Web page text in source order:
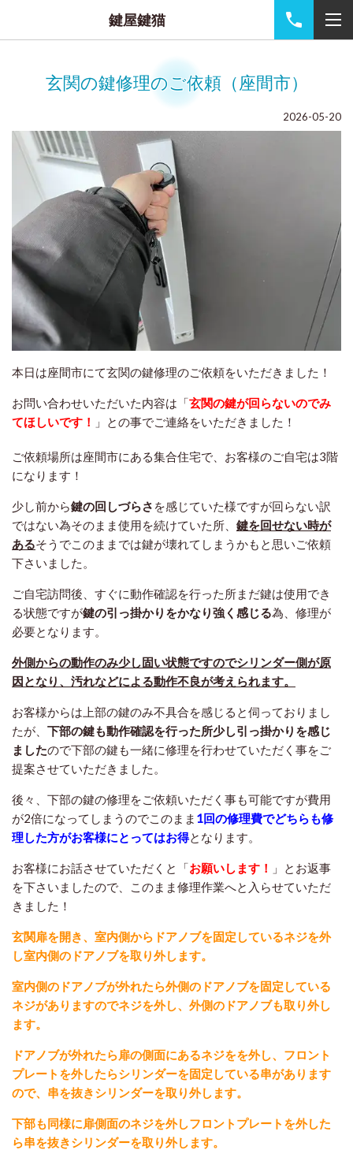
鍵屋鍵猫
玄関の鍵修理のご依頼（座間市）
2026-05-20
本日は座間市にて玄関の鍵修理のご依頼をいただきました！
お問い合わせいただいた内容は「玄関の鍵が回らないのでみ
てほしいです！
」との事でご連絡をいただきました！
ご依頼場所は座間市にある集合住宅で、お客様のご自宅は3階
になります！
少し前から鍵の回しづらさ を感じていた様ですが回らない訳
ではない為そのまま使用を続けていた所、 鍵を回せない時が
あるそうでこのままでは鍵が壊れてしまうかもと思いご依頼
下さいました。
ご自宅訪問後、すぐに動作確認を行った所まだ鍵は使用でき
る状態ですが鍵の引っ掛かりをかなり強く感じる為、修理が
必要となります。
外側からの動作のみ少し固い状態ですのでシリンダー側が原
因となり、汚れなどによる動作不良が考えられます。
お客様からは上部の鍵のみ不具合を感じると伺っておりまし
たが、 下部の鍵も動作確認を行った所少し引っ掛かりを感じ
ましたので下部の鍵も一緒に修理を行わせていただく事をご
提案させていただきました。
後々、下部の鍵の修理をご依頼いただく事も可能ですが費用
が2倍になってしまうのでこのまま 1回の修理費でどちらも修
理した方がお客様にとってはお得となります。
お客様にお話させていただくと「お願いします！
」とお返事
を下さいましたので、このまま修理作業へと入らせていただ
きました！
玄関扉を開き、室内側からドアノブを固定しているネジを外
し室内側のドアノブを取り外します。
室内側のドアノブが外れたら外側のドアノブを固定している
ネジがありますのでネジを外し、外側のドアノブも取り外し
ます。
ドアノブが外れたら扉の側面にあるネジをを外し、フロント
プレートを外したらシリンダーを固定している串があります
ので、串を抜きシリンダーを取り外します。
下部も同様に扉側面のネジを外しフロントプレートを外した
ら串を抜きシリンダーを取り外します。